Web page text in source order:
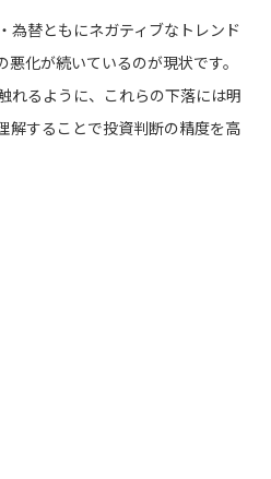
為替ともにネガティブなトレンド
化が続いているのが現状です。
れるように、これらの下落には明
解することで投資判断の精度を高